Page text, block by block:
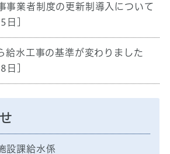
事業者制度の更新制導入について
日]
給水工事の基準が変わりました
日]
設課給水係